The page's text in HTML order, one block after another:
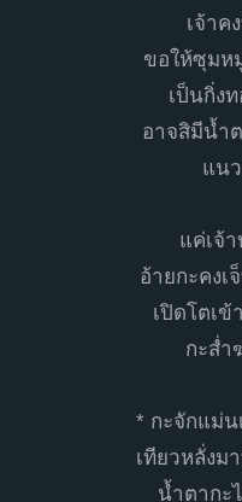
เจ้าค
ขอให้ซุมห
เป็นกิ่ง
อาจสิมีน้ำ
แน
แค่เจ้
อ้ายกะคงเ
เปิดโตเข้
กะส่ำ
* กะจักแม่น
เทียวหลั่งม
น้ำตากะไ